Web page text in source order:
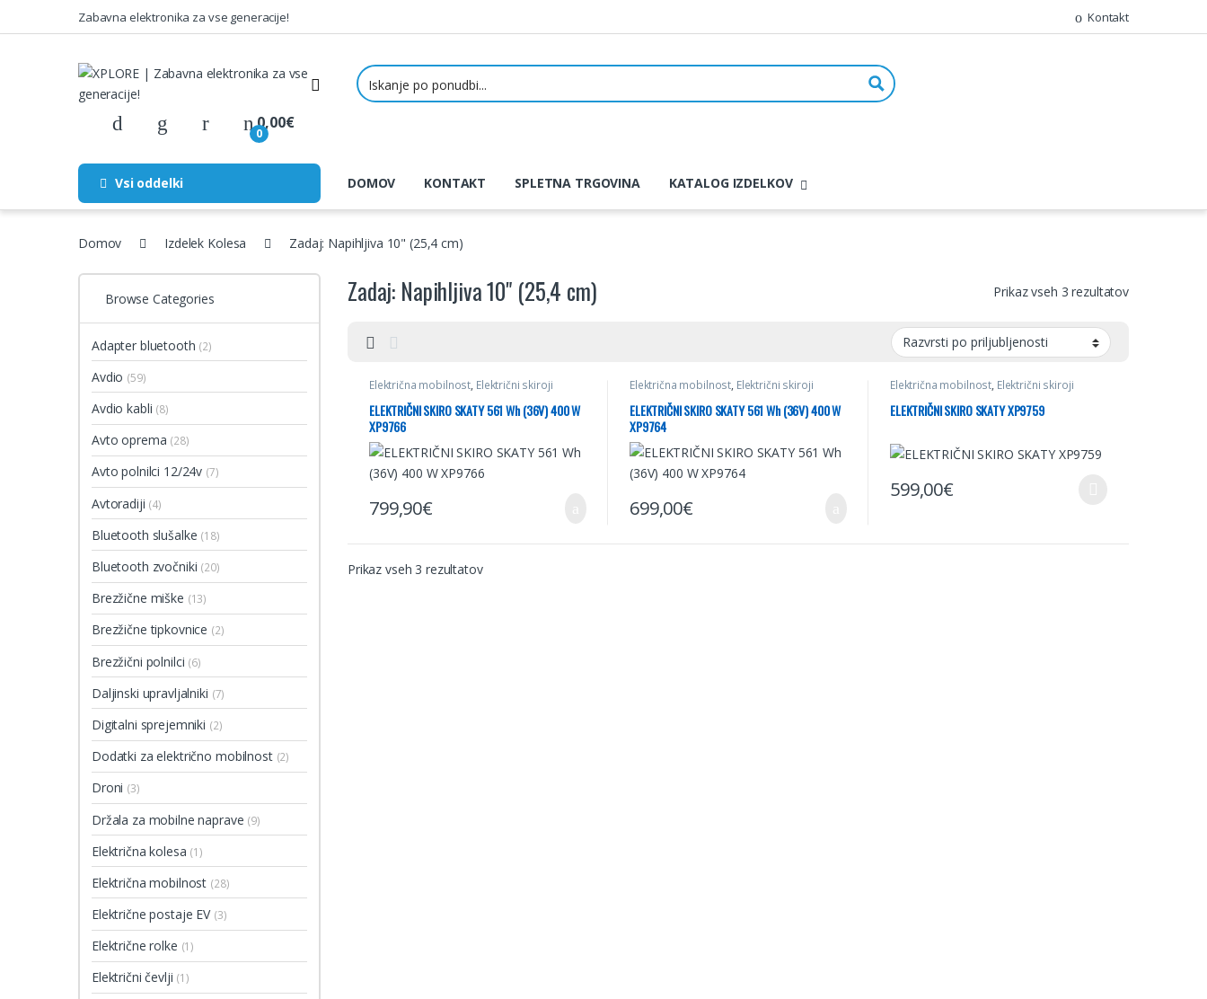
Skip to navigation
Skip to contentZabavna elektronika za vse generacije! Kontakt
0
0,00€
Vsi oddelki DOMOV KONTAKT SPLETNA TRGOVINA KATALOG IZDELKOV
Domov Izdelek Kolesa Zadaj: Napihljiva 10" (25,4 cm)
Zadaj: Napihljiva 10" (25,4 cm) Prikaz vseh 3 rezultatov
Električna mobilnost, Električni skiroji
ELEKTRIČNI SKIRO SKATY 561 Wh (36V) 400 W
XP9766
799,90€
Električna mobilnost, Električni skiroji
ELEKTRIČNI SKIRO SKATY 561 Wh (36V) 400 W
XP9764
699,00€
Električna mobilnost, Električni skiroji
ELEKTRIČNI SKIRO SKATY XP9759
599,00€
Ta izdelek ima več različic. Možnosti lahko izberete na
Prikaz vseh 3 rezultatov
Browse Categories
Adapter bluetooth (2)
Avdio (59)
Avdio kabli (8)
Avto oprema (28)
Avto polnilci 12/24v (7)
Avtoradiji (4)
Bluetooth slušalke (18)
Bluetooth zvočniki (20)
Brezžične miške (13)
Brezžične tipkovnice (2)
Brezžični polnilci (6)
Daljinski upravljalniki (7)
Digitalni sprejemniki (2)
Dodatki za električno mobilnost (2)
Droni (3)
Držala za mobilne naprave (9)
Električna kolesa (1)
Električna mobilnost (28)
Električne postaje EV (3)
Električne rolke (1)
Električni čevlji (1)